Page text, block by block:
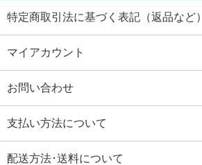
特定商取引法に基づく表記（返品など）
マイアカウント
お問い合わせ
支払い方法について
配送方法･送料について